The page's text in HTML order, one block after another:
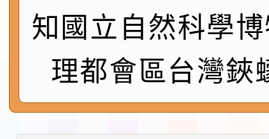
115年8月22日(星期六
桃園市孔廟祈福系列
開 智慧啟航」
「2026桃園藝術巡演
轉知國立東華大學辦理
共學行動站」第二階段
教育部校安中心白海豚
知國立自然科學
理都會區台灣鋏